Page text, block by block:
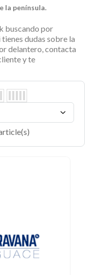
la península.
buscando por
dudas sobre la
delantero, contacta
y te